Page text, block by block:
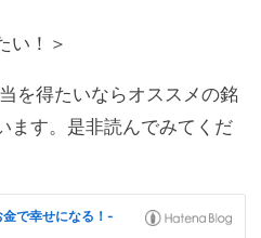
い！＞
を得たいならオススメの銘
ます。是非読んでみてくだ